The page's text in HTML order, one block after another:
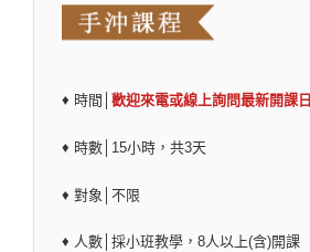
♦ 時間│ 歡迎來電或線上詢問最新開課日
♦ 時數│15小時，共3天
♦ 對象│不限
♦ 人數│採小班教學，8人以上(含)開課